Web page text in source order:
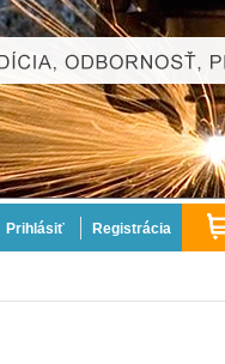
Prihlásiť Registrácia